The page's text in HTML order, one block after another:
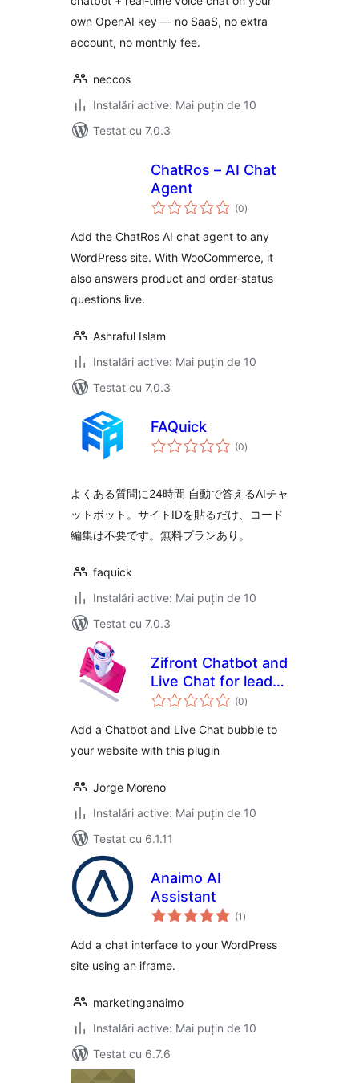
own OpenAI key — no SaaS, no extra
account, no monthly fee.
neccos
Instalări active: Mai puțin de 10
Testat cu 7.0.3
ChatRos – AI Chat
Agent
(0total
aprecieri
)
Add the ChatRos AI chat agent to any
WordPress site. With WooCommerce, it
also answers product and order-status
questions live.
Ashraful Islam
Instalări active: Mai puțin de 10
Testat cu 7.0.3
FAQuick
(0total
aprecieri
)
よくある質問に24時間 自動で答えるAIチャ
ットボット。サイトIDを貼るだけ、コード
編集は不要です。無料プランあり。
faquick
Instalări active: Mai puțin de 10
Testat cu 7.0.3
Zifront Chatbot and
Live Chat for lead
generation and
(0total
aprecieri
)
Add a Chatbot and Live Chat bubble to
your website with this plugin
Jorge Moreno
Instalări active: Mai puțin de 10
Testat cu 6.1.11
Anaimo AI
Assistant
(1 total
aprecieri
)
Add a chat interface to your WordPress
site using an iframe.
marketinganaimo
Instalări active: Mai puțin de 10
Testat cu 6.7.6